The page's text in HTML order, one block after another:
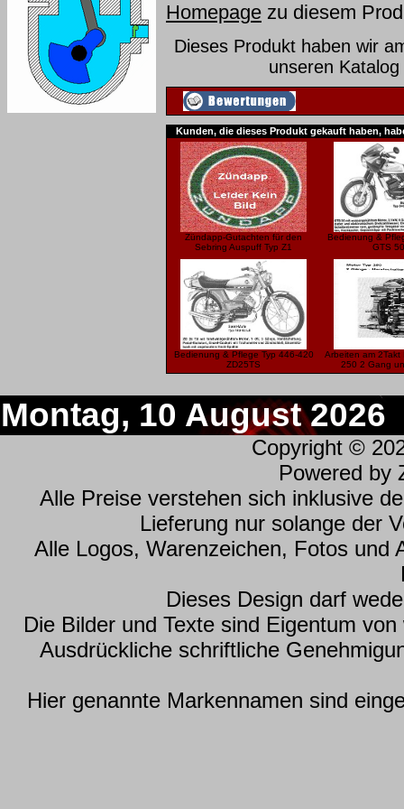
Homepage zu diesem
Dieses Produkt haben wir
unseren
Kunden, die dieses Produkt gekauft haben,
Zündapp-Gutachten für den
Sebring Auspuff Typ Z1
Bedienung &
GTS
Bedienung & Pflege Typ 446-420
ZD25TS
Arbeiten am 2Takt
250 2 Gang
Montag, 10 August 2026
Copyright ©
Powered by
Alle Preise verstehen sich inklusive
Lieferung nur solange der
Alle Logos, Warenzeichen, Fotos und
Dieses Design darf
Die Bilder und Texte sind Eigentum
Ausdrückliche schriftliche
Hier genannte Markennamen sind